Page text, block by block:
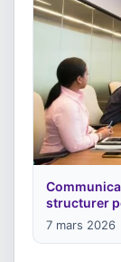
structurer
7 mars 2026